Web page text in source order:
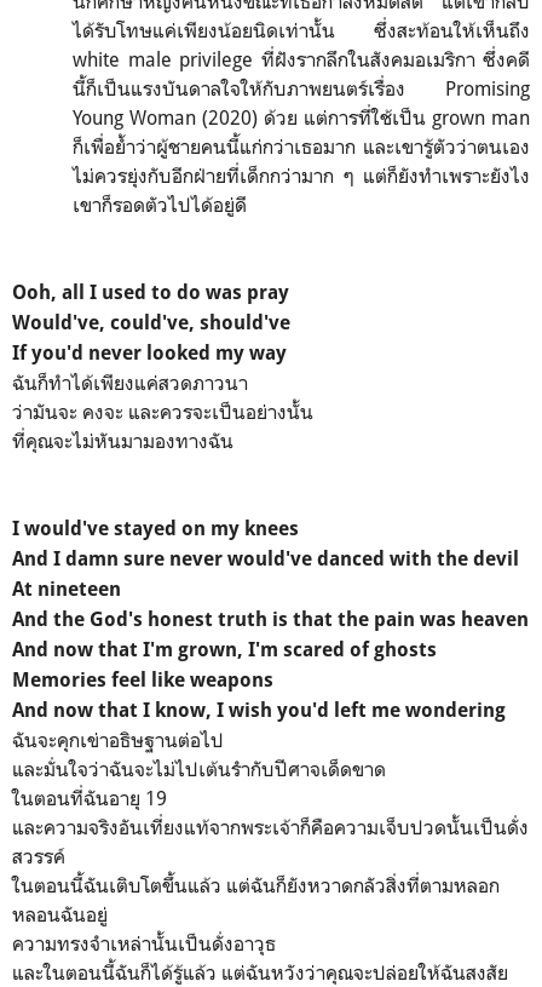
ได้รับโทษแค่เพียงน้อยนิดเท่านั้น ซึ่งสะท้อนให้เห็นถึง
white male privilege ที่ฝังรากลึกในสังคมอเมริกา ซึ่งคดี
นี้ก็เป็นแรงบันดาลใจให้กับภาพยนตร์เรื่อง Promising
Young Woman (2020) ด้วย แต่การที่ใช้เป็น grown man
ก็เพื่อย้ำว่าผู้ชายคนนี้แก่กว่าเธอมาก และเขารู้ตัวว่าตนเอง
ไม่ควรยุ่งกับอีกฝ่ายที่เด็กกว่ามาก ๆ แต่ก็ยังทำเพราะยังไง
เขาก็รอดตัวไปได้อยู่ดี
Ooh, all I used to do was pray
Would've, could've, should've
If you'd never looked my way
ฉันก็ทำได้เพียงแค่สวดภาวนา
ว่ามันจะ คงจะ และควรจะเป็นอย่างนั้น
ที่คุณจะไม่หันมามองทางฉัน
I would've stayed on my knees
And I damn sure never would've danced with the devil
At nineteen
And the God's honest truth is that the pain was heaven
And now that I'm grown, I'm scared of ghosts
Memories feel like weapons
And now that I know, I wish you'd left me wondering
ฉันจะคุกเข่าอธิษฐานต่อไป
และมั่นใจว่าฉันจะไม่ไปเต้นรำกับปีศาจเด็ดขาด
ในตอนที่ฉันอายุ 19
และความจริงอันเที่ยงแท้จากพระเจ้าก็คือความเจ็บปวดนั้นเป็นดั่ง
สวรรค์
ในตอนนี้ฉันเติบโตขึ้นแล้ว แต่ฉันก็ยังหวาดกลัวสิ่งที่ตามหลอก
หลอนฉันอยู่
ความทรงจำเหล่านั้นเป็นดั่งอาวุธ
และในตอนนี้ฉันก็ได้รู้แล้ว แต่ฉันหวังว่าคุณจะปล่อยให้ฉันสงสัย